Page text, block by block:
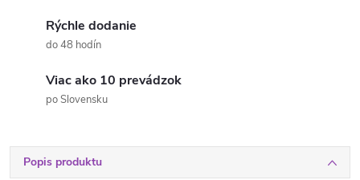
Rýchle dodanie
do 48 hodín
Viac ako 10 prevádzok
po Slovensku
Popis produktu